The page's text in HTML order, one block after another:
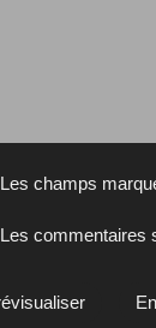
Les champs
Les commentaires